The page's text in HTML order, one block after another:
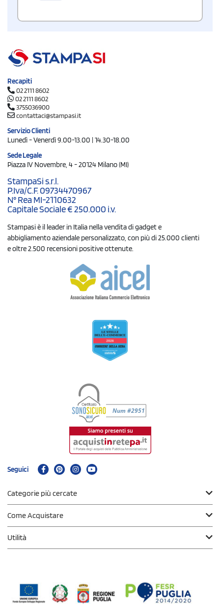
Recapiti
02 2111 8602
02 2111 8602
3755036900
contattaci@stampasi.it
Servizio Clienti
Lunedì - Venerdì 9.00-13.00 | 14.30-18.00
Sede Legale
Piazza IV Novembre, 4 - 20124 Milano (MI)
StampaSi s.r.l.
P.Iva/C.F. 09734470967
N° Rea MI-2110632
Capitale Sociale € 250.000 i.v.
Stampasi è il leader in Italia nella vendita di gadget e
abbigliamento aziendale personalizzato, con più di 25.000 clienti
e oltre 2.500 recensioni positive ottenute.
Seguici
Categorie più cercate
Come Acquistare
Utilità